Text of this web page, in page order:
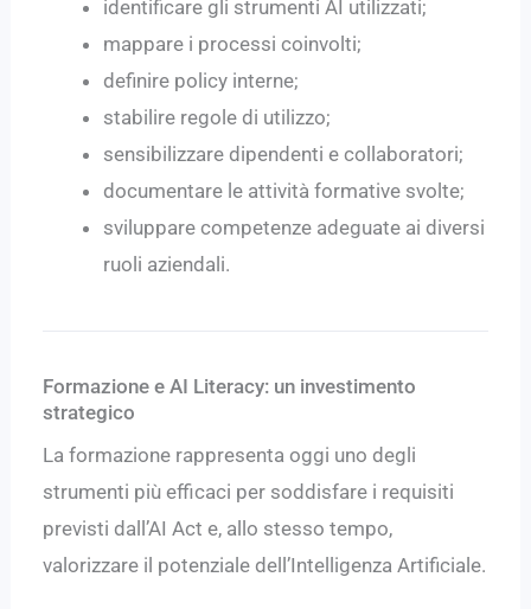
identificare gli strumenti AI utilizzati;
mappare i processi coinvolti;
definire policy interne;
stabilire regole di utilizzo;
sensibilizzare dipendenti e collaboratori;
documentare le attività formative svolte;
sviluppare competenze adeguate ai diversi
ruoli aziendali.
Formazione e AI Literacy: un investimento
strategico
La formazione rappresenta oggi uno degli
strumenti più efficaci per soddisfare i requisiti
previsti dall’AI Act e, allo stesso tempo,
valorizzare il potenziale dell’Intelligenza Artificiale.